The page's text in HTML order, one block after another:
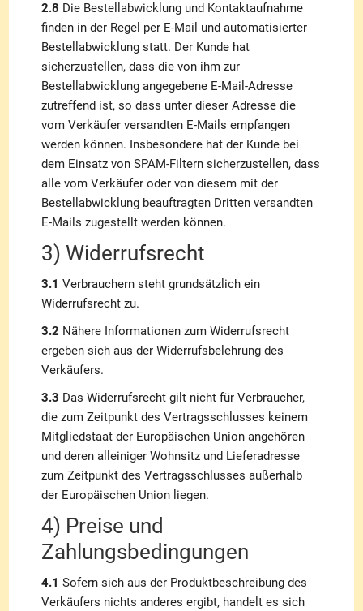
2.8 Die Bestellabwicklung und Kontaktaufnahme
finden in der Regel per E-Mail und automatisierter
Bestellabwicklung statt. Der Kunde hat
sicherzustellen, dass die von ihm zur
Bestellabwicklung angegebene E-Mail-Adresse
zutreffend ist, so dass unter dieser Adresse die
vom Verkäufer versandten E-Mails empfangen
werden können. Insbesondere hat der Kunde bei
dem Einsatz von SPAM-Filtern sicherzustellen, dass
alle vom Verkäufer oder von diesem mit der
Bestellabwicklung beauftragten Dritten versandten
E-Mails zugestellt werden können.
3) Widerrufsrecht
3.1 Verbrauchern steht grundsätzlich ein
Widerrufsrecht zu.
3.2 Nähere Informationen zum Widerrufsrecht
ergeben sich aus der Widerrufsbelehrung des
Verkäufers.
3.3 Das Widerrufsrecht gilt nicht für Verbraucher,
die zum Zeitpunkt des Vertragsschlusses keinem
Mitgliedstaat der Europäischen Union angehören
und deren alleiniger Wohnsitz und Lieferadresse
zum Zeitpunkt des Vertragsschlusses außerhalb
der Europäischen Union liegen.
4) Preise und
Zahlungsbedingungen
4.1 Sofern sich aus der Produktbeschreibung des
Verkäufers nichts anderes ergibt, handelt es sich